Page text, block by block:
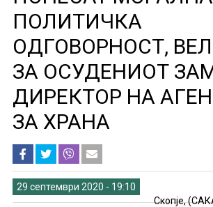
ПОЛИТИЧКА
ОДГОВОРНОСТ,
ЗА ОСУДЕНИОТ
ДИРЕКТОР НА
ЗА ХРАНА
29 септември 2020 - 19:10
Скопје,